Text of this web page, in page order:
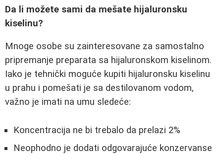
Da li možete sami da mešate hijaluronsku
kiselinu?
Mnoge osobe su zainteresovane za samostalno
pripremanje preparata sa hijaluronskom kiselinom.
Iako je tehnički moguće kupiti hijaluronsku kiselinu
u prahu i pomešati je sa destilovanom vodom,
važno je imati na umu sledeće:
Koncentracija ne bi trebalo da prelazi 2%
Neophodno je dodati odgovarajuće konzervanse